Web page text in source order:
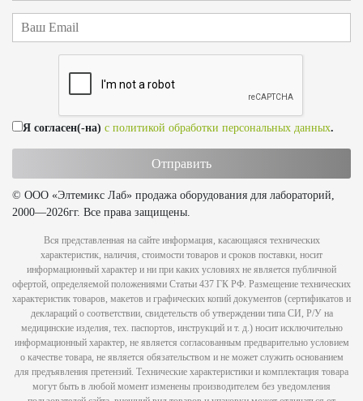
Я согласен(-на) с политикой обработки персональных данных.
© ООО «Элтемикс Лаб» продажа оборудования для лабораторий,
2000—2026гг. Все права защищены.
Вся представленная на сайте информация, касающаяся технических
характеристик, наличия, стоимости товаров и сроков поставки, носит
информационный характер и ни при каких условиях не является публичной
офертой, определяемой положениями Статьи 437 ГК РФ. Размещение технических
характеристик товаров, макетов и графических копий документов (сертификатов и
деклараций о соответствии, свидетельств об утверждении типа СИ, Р/У на
медицинские изделия, тех. паспортов, инструкций и т. д.) носит исключительно
информационный характер, не является согласованным предварительно условием
о качестве товара, не является обязательством и не может служить основанием
для предъявления претензий. Технические характеристики и комплектация товара
могут быть в любой момент изменены производителем без уведомления